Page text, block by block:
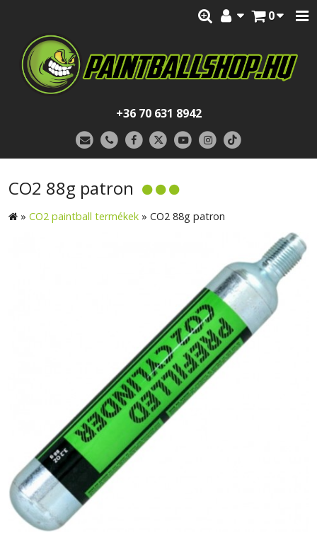
0
+36 70 631 8942
CO2 88g patron
» CO2 paintball termékek » CO2 88g patron